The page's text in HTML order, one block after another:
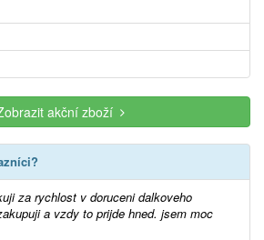
akční zboží
a vzdy to prijde hned. jsem moc